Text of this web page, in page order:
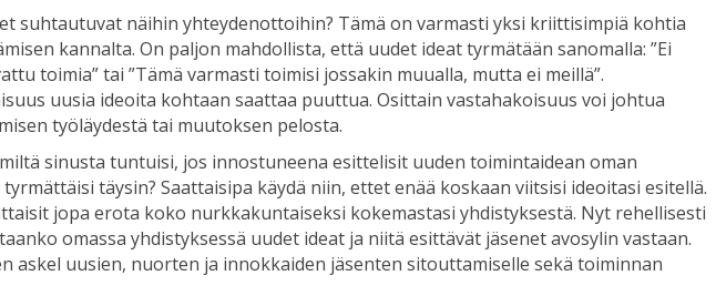
suhtautuvat näihin yhteydenottoihin? Tämä on varmasti yksi kriittisimpiä kohtia
kannalta. On paljon mahdollista, että uudet ideat tyrmätään sanomalla: ”Ei
toimia” tai ”Tämä varmasti toimisi jossakin muualla, mutta ei meillä”.
uusia ideoita kohtaan saattaa puuttua. Osittain vastahakoisuus voi johtua
työläydestä tai muutoksen pelosta.
sinusta tuntuisi, jos innostuneena esittelisit uuden toimintaidean oman
täysin? Saattaisipa käydä niin, ettet enää koskaan viitsisi ideoitasi esitellä.
jopa erota koko nurkkakuntaiseksi kokemastasi yhdistyksestä. Nyt rehellisesti
omassa yhdistyksessä uudet ideat ja niitä esittävät jäsenet avosylin vastaan.
askel uusien, nuorten ja innokkaiden jäsenten sitouttamiselle sekä toiminnan